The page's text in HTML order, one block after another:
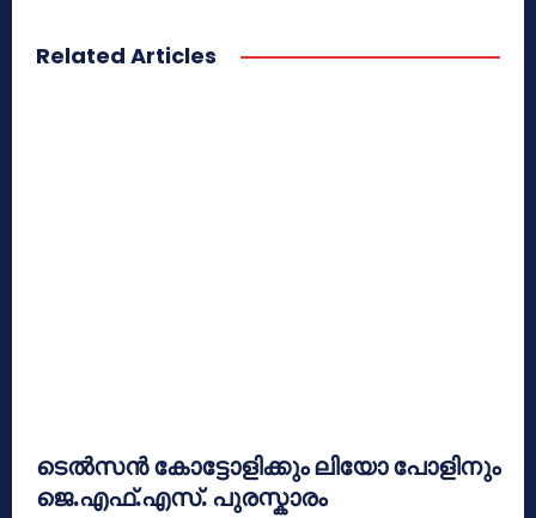
Related Articles
ടെൽസൻ കോട്ടോളിക്കും ലിയോ പോളിനും
ജെ.എഫ്.എസ്. പുരസ്കാരം